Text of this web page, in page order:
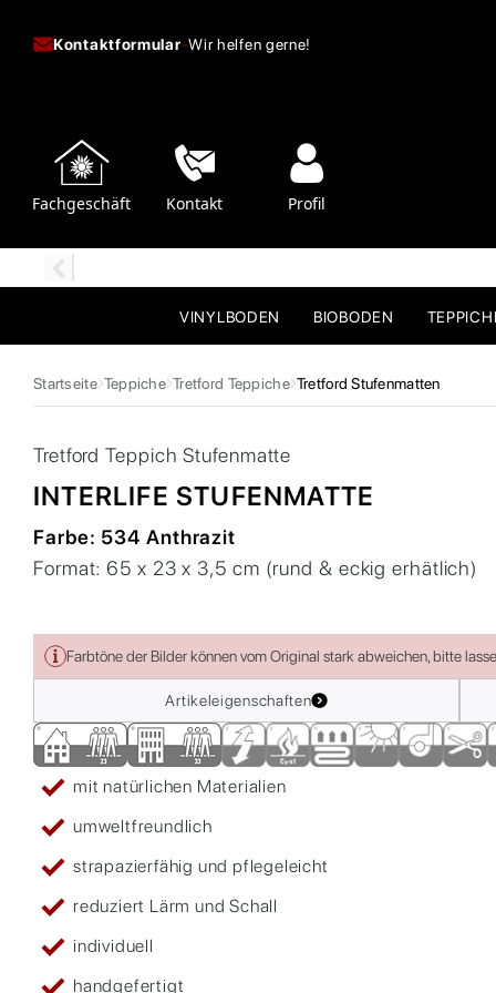
Kontaktformular-Wir helfen gerne!
Fachgeschäft Kontakt Profil
VINYLBODEN BIOBODEN
Startseite Teppiche Tretford Teppiche Tretford Stufenmatten
Tretford Teppich Stufenmatte
INTERLIFE STUFENMATTE
Farbe: 534 Anthrazit
Format:65 x 23 x 3,5 cm (rund & eckig erhätlich)
Farbtöne der Bilder können vom Original stark abweichen, bitte
Artikeleigenschaften
mit natürlichen Materialien
umweltfreundlich
strapazierfähig und pflegeleicht
reduziert Lärm und Schall
individuell
handgefertigt